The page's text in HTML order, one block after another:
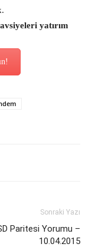
yatırım
Sonraki Yazı
Paritesi Yorumu –
10.04.2015